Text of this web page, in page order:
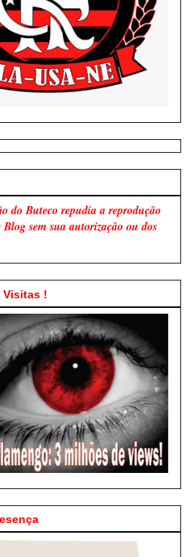
do Buteco repudia a reprodução
Blog sem sua autorização ou dos
Visitas !